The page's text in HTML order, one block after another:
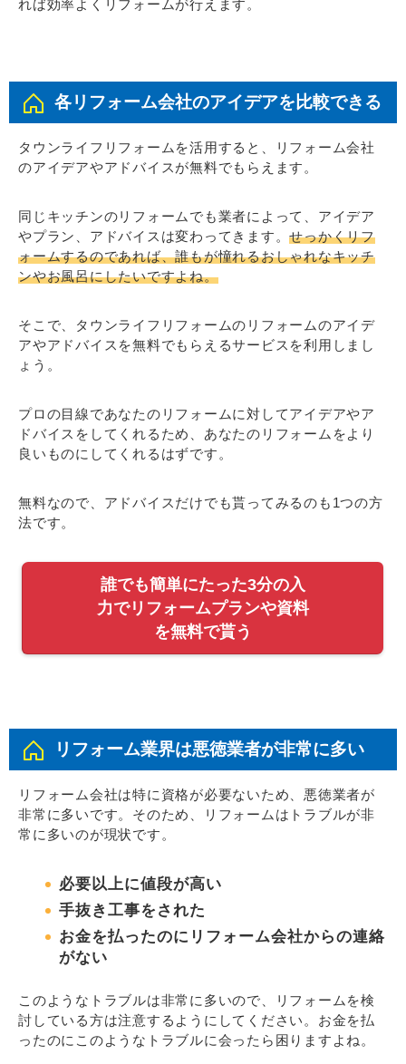
れば効率よくリフォームが行えます。
各リフォーム会社のアイデアを比較できる
タウンライフリフォームを活用すると、リフォーム会社
のアイデアやアドバイスが無料でもらえます。
同じキッチンのリフォームでも業者によって、アイデア
やプラン、アドバイスは変わってきます。せっかくリフ
ォームするのであれば、誰もが憧れるおしゃれなキッチ
ンやお風呂にしたいですよね。
そこで、タウンライフリフォームのリフォームのアイデ
アやアドバイスを無料でもらえるサービスを利用しまし
ょう。
プロの目線であなたのリフォームに対してアイデアやア
ドバイスをしてくれるため、あなたのリフォームをより
良いものにしてくれるはずです。
無料なので、アドバイスだけでも貰ってみるのも1つの方
法です。
誰でも簡単にたった3分の入
力でリフォームプランや資料
を無料で貰う
リフォーム業界は悪徳業者が非常に多い
リフォーム会社は特に資格が必要ないため、悪徳業者が
非常に多いです。そのため、リフォームはトラブルが非
常に多いのが現状です。
必要以上に値段が高い
手抜き工事をされた
お金を払ったのにリフォーム会社からの連絡
がない
このようなトラブルは非常に多いので、リフォームを検
討している方は注意するようにしてください。お金を払
ったのにこのようなトラブルに会ったら困りますよね。